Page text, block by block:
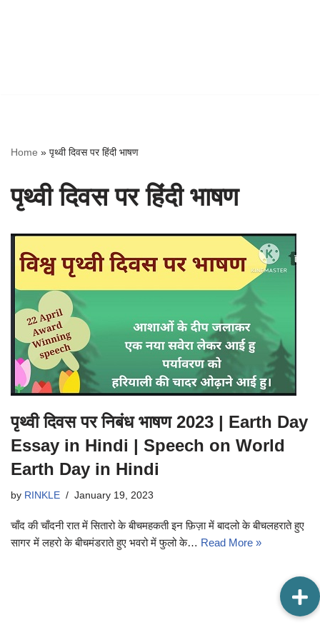
Home » पृथ्वी दिवस पर हिंदी भाषण
पृथ्वी दिवस पर हिंदी भाषण
पृथ्वी दिवस पर निबंध भाषण 2023 | Earth Day
Essay in Hindi | Speech on World
Earth Day in Hindi
by RINKLE January 19, 2023
चाँद की चाँदनी रात में सितारो के बीचमहकती इन फ़िज़ा में बादलो के बीचलहराते हुए
सागर में लहरो के बीचमंडराते हुए भवरो में फुलो के… Read More »